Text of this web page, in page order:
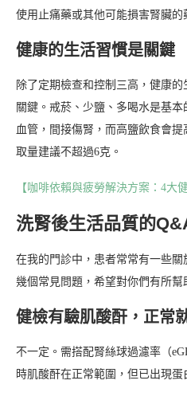
使用止痛藥或其他可能損害腎臟的
健康的生活習慣是關鍵
除了定期檢查和控制三高，健康
關鍵。戒菸、少鹽、多喝水是基
血管，間接傷腎，而高鹽飲食會
取量建議不超過6克。
【咖啡依賴與疲勞解決方案：4大
洗腎後生活品質的
在我的門診中，患者常常有一些
幾個常見問題，希望對你們有所幫
健檢有驗肌酸酐，正常
不一定。需搭配腎絲球過濾率（
時肌酸酐在正常範圍，但已出現蛋